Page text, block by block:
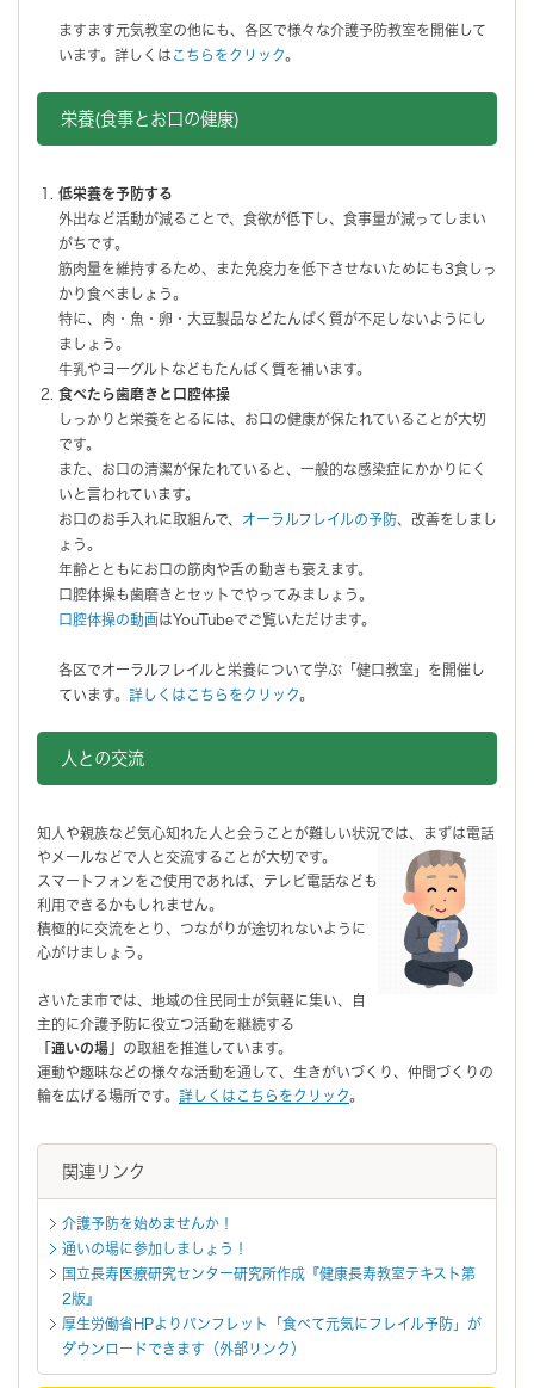
ますます元気教室の他にも、各区で様々な介護予防教室を開催して
います。詳しくは こちらをクリック。
栄養(食事とお口の健康)
低栄養を予防する
外出など活動が減ることで、食欲が低下し、食事量が減ってしまい
がちです。
筋肉量を維持するため、また免疫力を低下させないためにも3食しっ
かり食べましょう。
特に、肉・魚・卵・大豆製品などたんばく質が不足しないようにし
ましょう。
牛乳やヨーグルトなどもたんぱく質を補います。
食べたら歯磨きと口腔体操
しっかりと栄養をとるには、お口の健康が保たれていることが大切
です。
また、お口の清潔が保たれていると、一般的な感染症にかかりにく
いと言われています。
お口のお手入れに取組んで、 オーラルフレイルの予防、改善をしまし
ょう。
年齢とともにお口の筋肉や舌の動きも衰えます。
口腔体操も歯磨きとセットでやってみましょう。
口腔体操の動画はYouTubeでご覧いただけます。
各区でオーラルフレイルと栄養について学ぶ「健口教室」を開催し
ています。 詳しくはこちらをクリック。
人との交流
知人や親族など気心知れた人と会うことが難しい状況では、まずは電話
やメールなどで人と交流することが大切です。
スマートフォンをご使用であれば、テレビ電話なども
利用できるかもしれません。
積極的に交流をとり、つながりが途切れないように
心がけましょう。
さいたま市では、地域の住民同士が気軽に集い、自
主的に介護予防に役立つ活動を継続する
「通いの場」 の取組を推進しています。
運動や趣味などの様々な活動を通して、生きがいづくり、仲間づくりの
輪を広げる場所です。 詳しくはこちらをクリック。
関連リンク
介護予防を始めませんか！
通いの場に参加しましょう！
国立長寿医療研究センター研究所作成『健康長寿教室テキスト第
2版』
厚生労働省HPよりパンフレット「食べて元気にフレイル予防」が
ダウンロードできます（外部リンク）